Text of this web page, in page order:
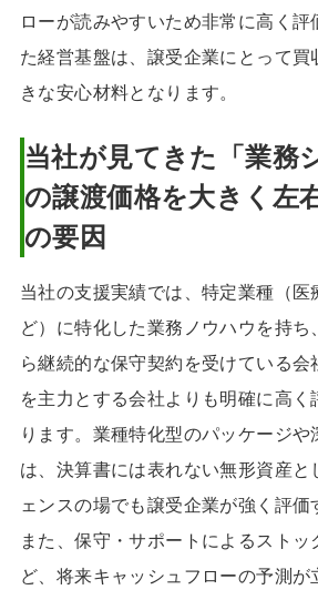
ローが読みやすいため非常に高く評
た経営基盤は、譲受企業にとって買
きな安心材料となります。
当社が見てきた「業務
の譲渡価格を大きく左
の要因
当社の支援実績では、特定業種（医
ど）に特化した業務ノウハウを持
ら継続的な保守契約を受けている会
を主力とする会社よりも明確に高く
ります。業種特化型のパッケージや
は、決算書には表れない無形資産と
ェンスの場でも譲受企業が強く評価
また、保守・サポートによるストッ
ど、将来キャッシュフローの予測が